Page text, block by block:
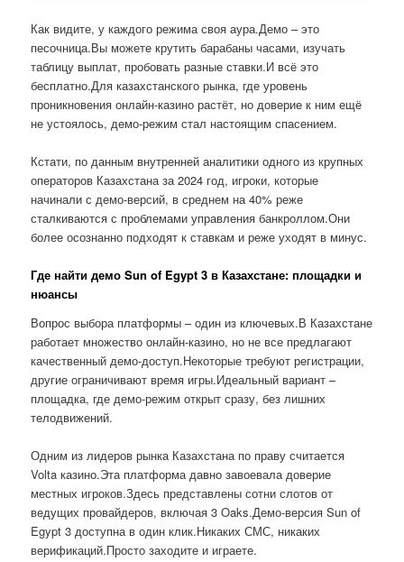
Как видите, у каждого режима своя аура.Демо – это
песочница.Вы можете крутить барабаны часами, изучать
таблицу выплат, пробовать разные ставки.И всё это
бесплатно.Для казахстанского рынка, где уровень
проникновения онлайн-казино растёт, но доверие к ним ещё
не устоялось, демо-режим стал настоящим спасением.
Кстати, по данным внутренней аналитики одного из крупных
операторов Казахстана за 2024 год, игроки, которые
начинали с демо-версий, в среднем на 40% реже
сталкиваются с проблемами управления банкроллом.Они
более осознанно подходят к ставкам и реже уходят в минус.
Где найти демо Sun of Egypt 3 в Казахстане: площадки и
нюансы
Вопрос выбора платформы – один из ключевых.В Казахстане
работает множество онлайн-казино, но не все предлагают
качественный демо-доступ.Некоторые требуют регистрации,
другие ограничивают время игры.Идеальный вариант –
площадка, где демо-режим открыт сразу, без лишних
телодвижений.
Одним из лидеров рынка Казахстана по праву считается
Volta казино.Эта платформа давно завоевала доверие
местных игроков.Здесь представлены сотни слотов от
ведущих провайдеров, включая 3 Oaks.Демо-версия Sun of
Egypt 3 доступна в один клик.Никаких СМС, никаких
верификаций.Просто заходите и играете.